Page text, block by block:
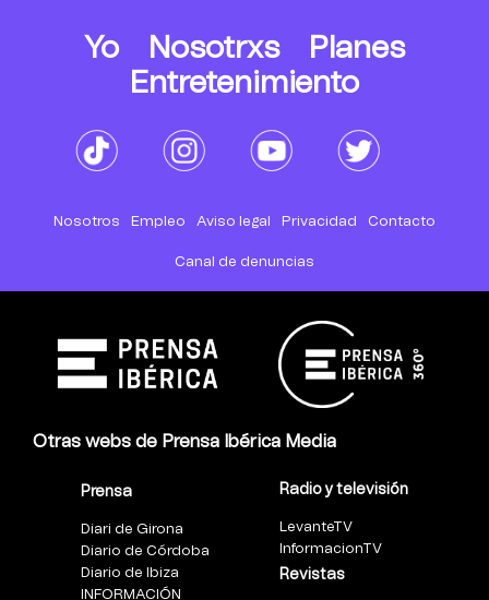
Yo Nosotrxs
Planes
Entretenimiento
Nosotros Empleo Aviso legal Privacidad Contacto
Canal de denuncias
Otras webs de Prensa Ibérica Media
Prensa
Diari de Girona
Diario de Córdoba
Diario de Ibiza
INFORMACIÓN
Radio y televisión
LevanteTV
InformacionTV
Revistas